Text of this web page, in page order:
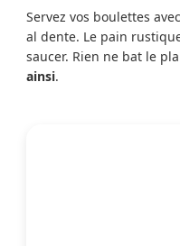
Servez vos boulettes
al dente. Le pain
saucer. Rien ne bat le
ainsi.